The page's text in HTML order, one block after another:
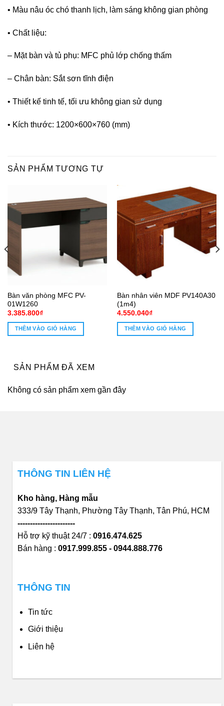
• Màu nâu óc chó thanh lịch, làm sáng không gian phòng
• Chất liệu:
– Mặt bàn và tủ phụ: MFC phủ lớp chống thấm
– Chân bàn: Sắt sơn tĩnh điện
• Thiết kế tinh tế, tối ưu không gian sử dụng
• Kích thước: 1200×600×760 (mm)
SẢN PHẨM TƯƠNG TỰ
Bàn văn phòng MFC PV-
01W1260
3.385.800₫
THÊM VÀO GIỎ HÀNG
Bàn nhân viên MDF PV140A30
(1m4)
4.550.040₫
THÊM VÀO GIỎ HÀNG
SẢN PHẨM ĐÃ XEM
Không có sản phẩm xem gần đây
THÔNG TIN LIÊN HỆ
Kho hàng, Hàng mẫu
333/9 Tây Thạnh, Phường Tây Thạnh, Tân Phú, HCM
-----------------------
Hỗ trợ kỹ thuật 24/7 : 0916.474.625
Bán hàng : 0917.999.855 - 0944.888.776
THÔNG TIN
Tin tức
Giới thiệu
Liên hệ